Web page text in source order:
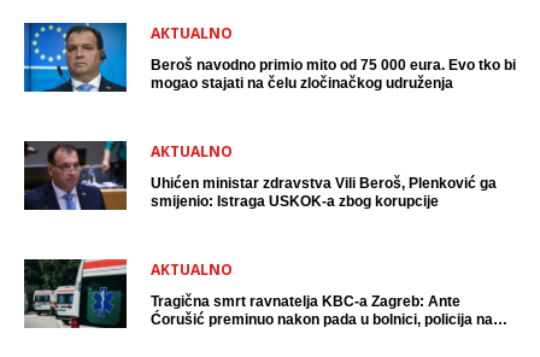
AKTUALNO
Beroš navodno primio mito od 75 000 eura. Evo tko bi
mogao stajati na čelu zločinačkog udruženja
AKTUALNO
Uhićen ministar zdravstva Vili Beroš, Plenković ga
smijenio: Istraga USKOK-a zbog korupcije
AKTUALNO
Tragična smrt ravnatelja KBC-a Zagreb: Ante
Ćorušić preminuo nakon pada u bolnici, policija na